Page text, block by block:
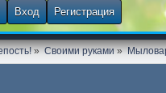
Вход Регистрация
» Своими руками»